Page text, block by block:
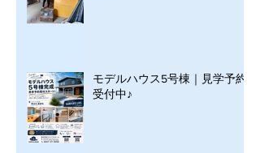
モデルハウス5号棟｜見学予約
受付中♪